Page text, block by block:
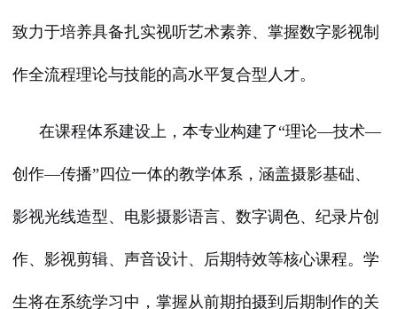
致力于培养具备扎实视听艺术素养、掌握数字影视制
作全流程理论与技能的高水平复合型人才。
在课程体系建设上，本专业构建了“理论—技术—
创作—传播”四位一体的教学体系，涵盖摄影基础、
影视光线造型、电影摄影语言、数字调色、纪录片创
作、影视剪辑、声音设计、后期特效等核心课程。学
生将在系统学习中，掌握从前期拍摄到后期制作的关